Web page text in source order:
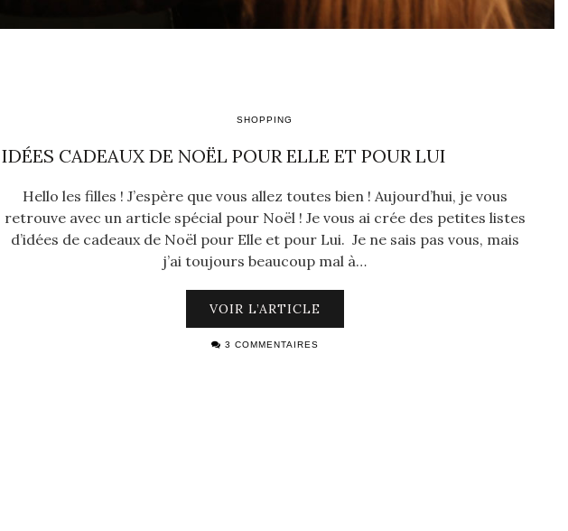
SHOPPING
IDÉES CADEAUX DE NOËL POUR ELLE ET POUR LUI
Hello les filles ! J’espère que vous allez toutes bien ! Aujourd’hui, je vous
retrouve avec un article spécial pour Noël ! Je vous ai crée des petites listes
d’idées de cadeaux de Noël pour Elle et pour Lui. Je ne sais pas vous, mais
j’ai toujours beaucoup mal à…
VOIR L’ARTICLE
3 COMMENTAIRES